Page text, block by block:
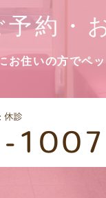
予約・
お住いの方でペ